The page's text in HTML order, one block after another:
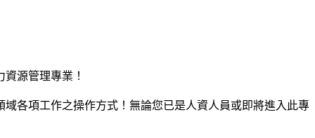
源管理專業！
各項工作之操作方式！無論您已是人資人員或即將進入此專